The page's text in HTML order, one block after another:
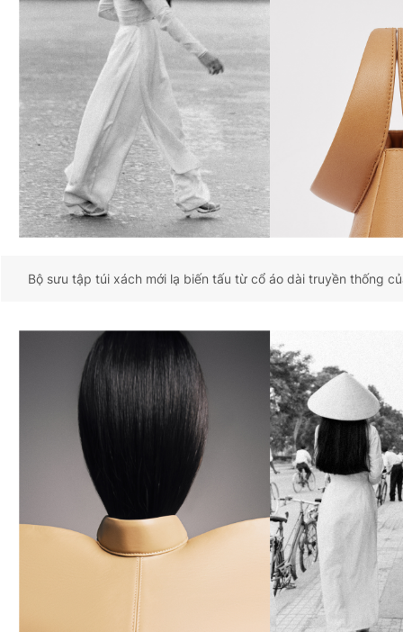
Tổng biên tập: Nguyễn Ngọc Toàn
Phó tổng biên tập thường trực: Hải Thành
Phó tổng biên tập: Lâm Hiếu Dũng
Phó tổng biên tập: Trần Việt Hưng
Tổng thư ký tòa soạn: Đức Trung
Giấy phép xuất bản số 110/GP - BTTTT cấp ngày 24.3.2020
© 2003-2026 Bản quyền thuộc về Báo Thanh Niên. Cấm sao
chép dưới mọi hình thức nếu không có sự chấp thuận bằng văn
bản. Phát triển bởi ePi Technologies, JSC.
Bộ sưu tập túi xách mới lạ biến tấu từ cổ áo dài truyền thống